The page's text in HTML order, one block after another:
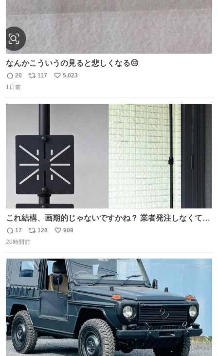
なんかこういうの見ると悲しくなる😔
返
信
20
リ
117
い
5,023
1日前
これ結構、画期的じゃないですかね？ 業者発注しなくて
も、誰でも簡単に防犯カメラ設置が… 町の電気屋さんでも
施工できそう
返
信
17
リ
ポ
ト
数
128
い
数
909
20時間前